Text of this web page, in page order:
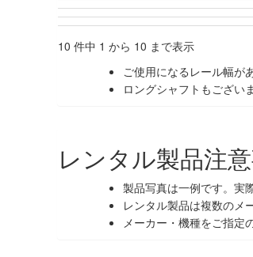
10 件中 1 から 10 まで表示
ご使用になるレール幅が
ロングシャフトもござい
レンタル製品注
製品写真は一例です。実
レンタル製品は複数のメ
メーカー・機種をご指定